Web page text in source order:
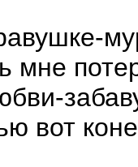
мне
вот